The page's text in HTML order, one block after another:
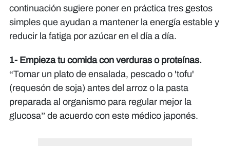
continuación sugiere poner en práctica tres gestos
simples que ayudan a mantener la energía estable y
reducir la fatiga por azúcar en el día a día.
1- Empieza tu comida con verduras o proteínas.
“Tomar un plato de ensalada, pescado o 'tofu'
(requesón de soja) antes del arroz o la pasta
preparada al organismo para regular mejor la
glucosa” de acuerdo con este médico japonés.